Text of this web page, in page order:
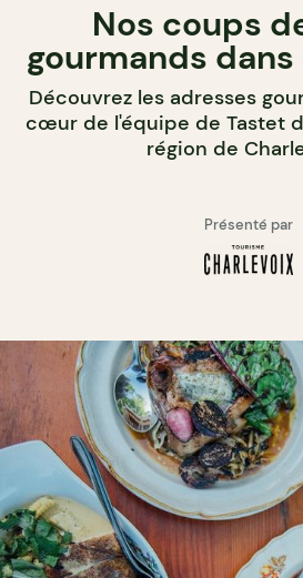
Nos coups
gourmands
Découvrez les adresses
cœur de l'équipe de Tastet
région de
Présenté par